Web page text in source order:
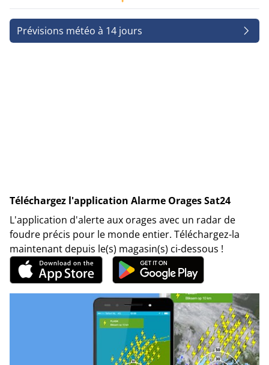
Prévisions météo à 14 jours
Téléchargez l'application Alarme Orages Sat24
L'application d'alerte aux orages avec un radar de
foudre précis pour le monde entier. Téléchargez-la
maintenant depuis le(s) magasin(s) ci-dessous !